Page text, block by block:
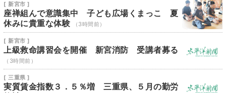
[ 新宮市 ]
座禅組んで意識集中 子ども広場くまっこ 夏
休みに貴重な体験
（3時間前）
[ 新宮市 ]
上級救命講習会を開催 新宮消防 受講者募る
（3時間前）
[ 三重県 ]
実質賃金指数３．５％増 三重県、５月の勤労